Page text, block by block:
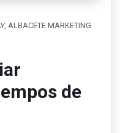
, ALBACETE MARKETING
de